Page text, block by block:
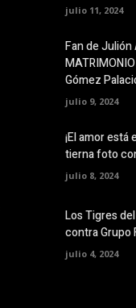
julio 11, 2024
Fan de
Gómez
julio 9, 2024
¡El amor está
tierna foto
julio 8, 2024
Los Tigres
contra Grupo
julio 4, 2024